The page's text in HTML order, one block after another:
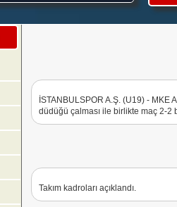
İSTANBULSPOR A.Ş. (U19) - MKE
düdüğü çalması ile birlikte maç 2-2
Takım kadroları açıklandı.